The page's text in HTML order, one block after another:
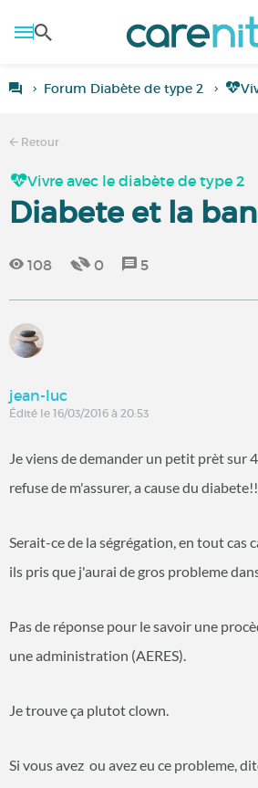
Forum Diabète de type 2
Retour
Vivre avec le diabète de type 2
Diabete et la
108 0 5
jean-luc
Édité le 16/03/2016 à 20:53
Je viens de demander un petit prèt sur
refuse de m'assurer, a cause du
Serait-ce de la ségrégation, en tout cas
ils pris que j'aurai de gros probleme
Pas de réponse pour le savoir une
une administration (AERES).
Je trouve ça plutot clown.
Si vous avez ou avez eu ce probleme,